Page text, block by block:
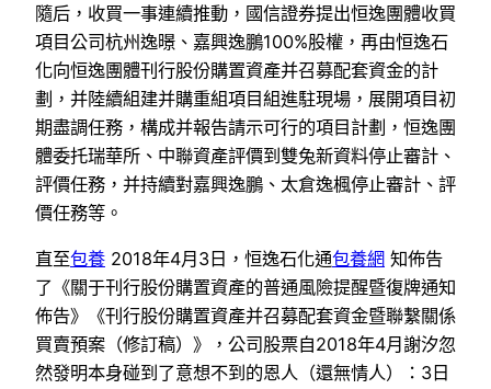
隨后，收買一事連續推動，國信證券提出恒逸團體收買
項目公司杭州逸暻、嘉興逸鵬100%股權，再由恒逸石
化向恒逸團體刊行股份購置資產并召募配套資金的計
劃，并陸續組建并購重組項目組進駐現場，展開項目初
期盡調任務，構成并報告請示可行的項目計劃，恒逸團
體委托瑞華所、中聯資產評價到雙兔新資料停止審計、
評價任務，并持續對嘉興逸鵬、太倉逸楓停止審計、評
價任務等。
直至包養 2018年4月3日，恒逸石化通包養網 知佈告
了《關于刊行股份購置資產的普通風險提醒暨復牌通知
佈告》《刊行股份購置資產并召募配套資金暨聯繫關係
買賣預案（修訂稿）》，公司股票自2018年4月謝汐忽
然發明本身碰到了意想不到的恩人（還無情人）：3日